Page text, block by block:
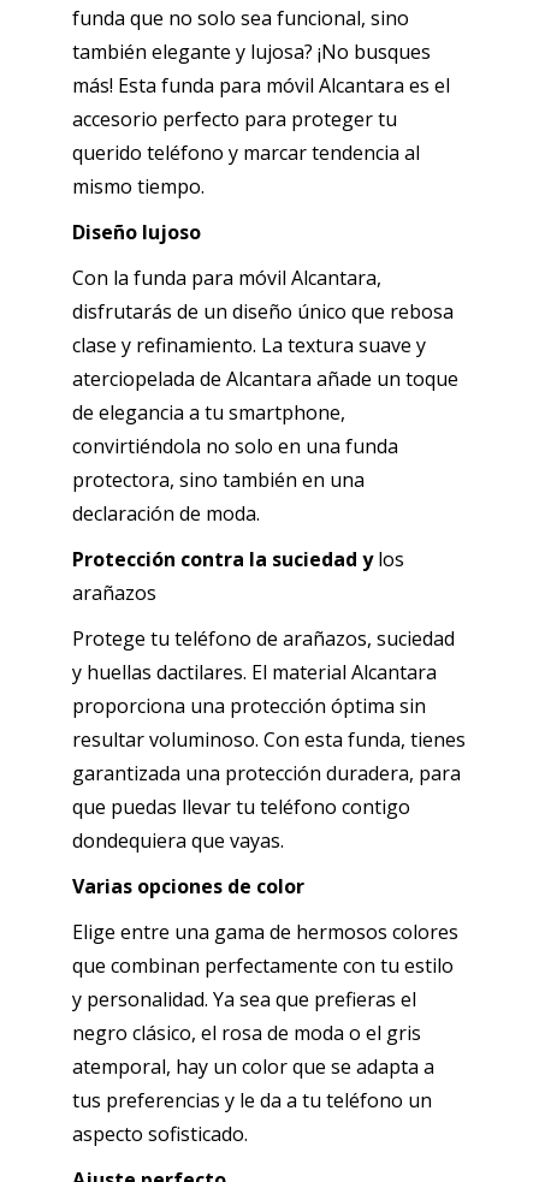
Italia
cantidad
funda que no solo sea funcional, sino
también elegante y lujosa? ¡No busques
más! Esta funda para móvil Alcantara es el
accesorio perfecto para proteger tu
querido teléfono y marcar tendencia al
mismo tiempo.
Diseño lujoso
Con la funda para móvil Alcantara,
disfrutarás de un diseño único que rebosa
clase y refinamiento. La textura suave y
aterciopelada de Alcantara añade un toque
de elegancia a tu smartphone,
convirtiéndola no solo en una funda
protectora, sino también en una
declaración de moda.
Protección contra la suciedad ylos
arañazos
Protege tu teléfono de arañazos, suciedad
y huellas dactilares. El material Alcantara
proporciona una protección óptima sin
resultar voluminoso. Con esta funda, tienes
garantizada una protección duradera, para
que puedas llevar tu teléfono contigo
dondequiera que vayas.
Varias opciones de color
Elige entre una gama de hermosos colores
que combinan perfectamente con tu estilo
y personalidad. Ya sea que prefieras el
negro clásico, el rosa de moda o el gris
atemporal, hay un color que se adapta a
tus preferencias y le da a tu teléfono un
aspecto sofisticado.